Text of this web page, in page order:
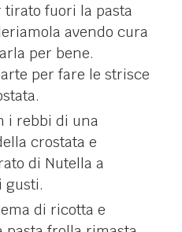
tirato fuori la pasta
avendo cura
per bene.
per fare le strisce
i rebbi di una
crostata e
di Nutella a
gusti.
di ricotta e